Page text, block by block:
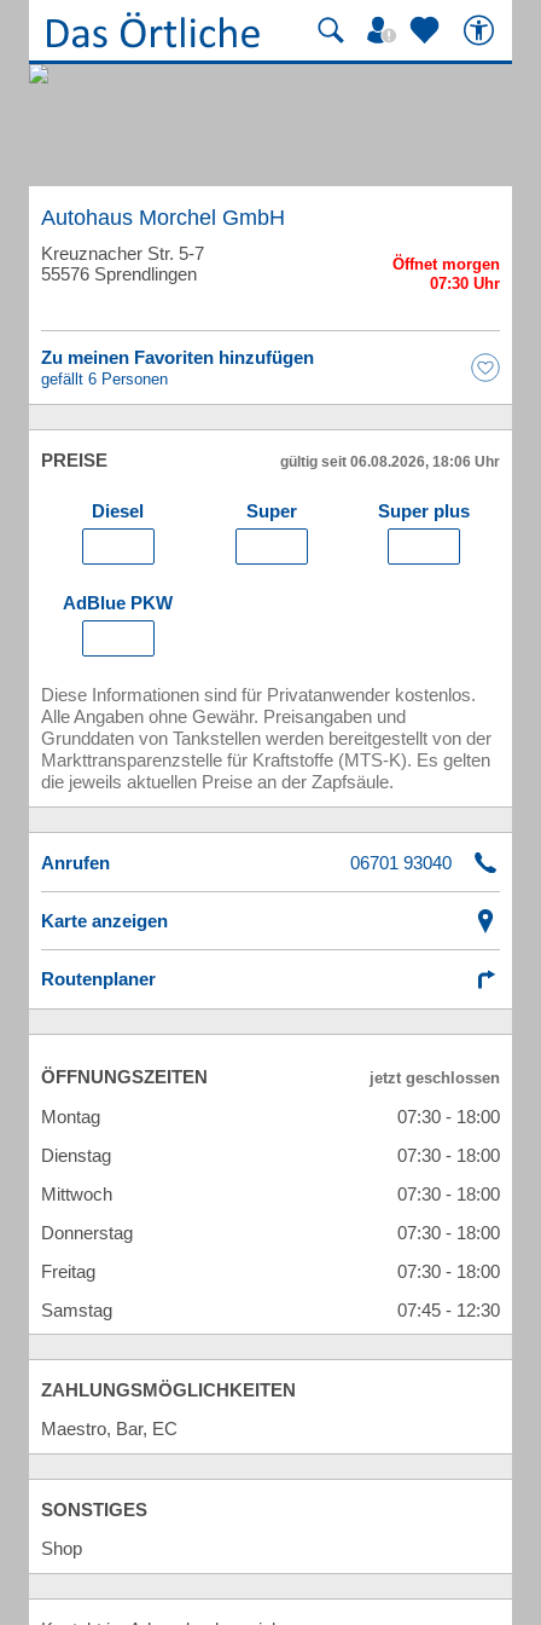
Autohaus Morchel GmbH
Kreuznacher Str. 5-7
55576 Sprendlingen
Zu meinen Favoriten hinzufügen
gefällt 6 Personen
PREISE gültig seit 06.08.2026, 18:06 Uhr
Diesel Super Super plus
AdBlue PKW
Diese Informationen sind für Privatanwender kostenlos.
Alle Angaben ohne Gewähr. Preisangaben und
Grunddaten von Tankstellen werden bereitgestellt von der
Markttransparenzstelle für Kraftstoffe (MTS-K). Es gelten
die jeweils aktuellen Preise an der Zapfsäule.
Anrufen
Karte anzeigen
Routenplaner
ÖFFNUNGSZEITEN
Montag
07:30 - 18:00
Dienstag
07:30 - 18:00
Mittwoch
07:30 - 18:00
Donnerstag
07:30 - 18:00
Freitag
07:30 - 18:00
Samstag
07:45 - 12:30
ZAHLUNGSMÖGLICHKEITEN
Maestro, Bar, EC
SONSTIGES
Shop